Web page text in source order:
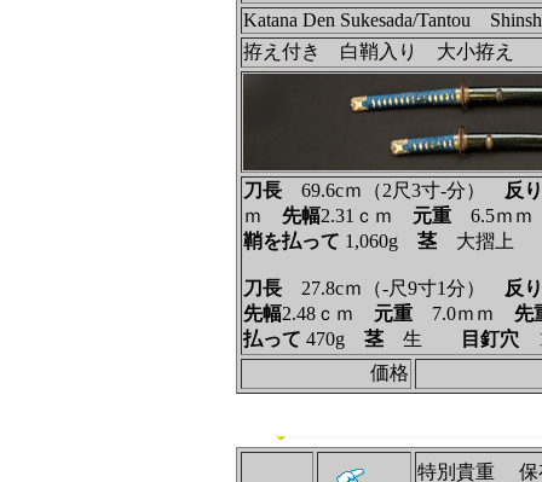
Katana Den Sukesada/Tantou
拵え付き 白鞘入り 大小拵え
刀長69.6cｍ（2尺3寸‐分）
反り
ｍ 先幅2.31ｃｍ 元重6.5ｍ
鞘を払って 1,060g 茎大摺
刀長27.8cｍ（‐尺9寸1分）
反り
先幅2.48ｃｍ 元重7.0ｍｍ 先
払って 470g 茎生 目釘穴
価格
特別貴重 保